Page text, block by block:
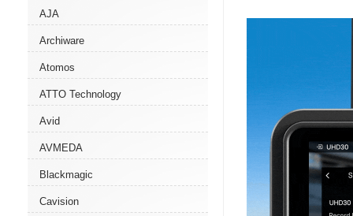
AJA
Archiware
Atomos
ATTO Technology
Avid
AVMEDA
Blackmagic
Cavision